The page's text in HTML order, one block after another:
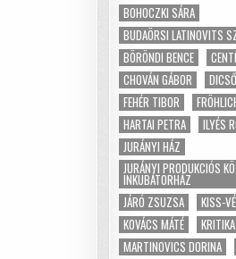
BOHOCZKI SÁRA
BUDAÖRSI LATINOVITS
BÖRÖNDI BENCE
CHOVÁN GÁBOR
FEHÉR TIBOR
HARTAI PETRA
ILYÉS
JURÁNYI HÁZ
JURÁNYI PRODUKCIÓS
INKUBÁTORHÁZ
JÁRÓ ZSUZSA
KISS-
KOVÁCS MÁTÉ
KRITIKA
MARTINOVICS DORINA